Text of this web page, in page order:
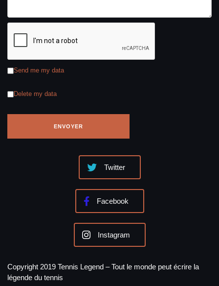
Send me my data
Delete my data
Twitter
Facebook
Instagram
Copyright 2019 Tennis Legend – Tout le monde peut écrire la
légende du tennis